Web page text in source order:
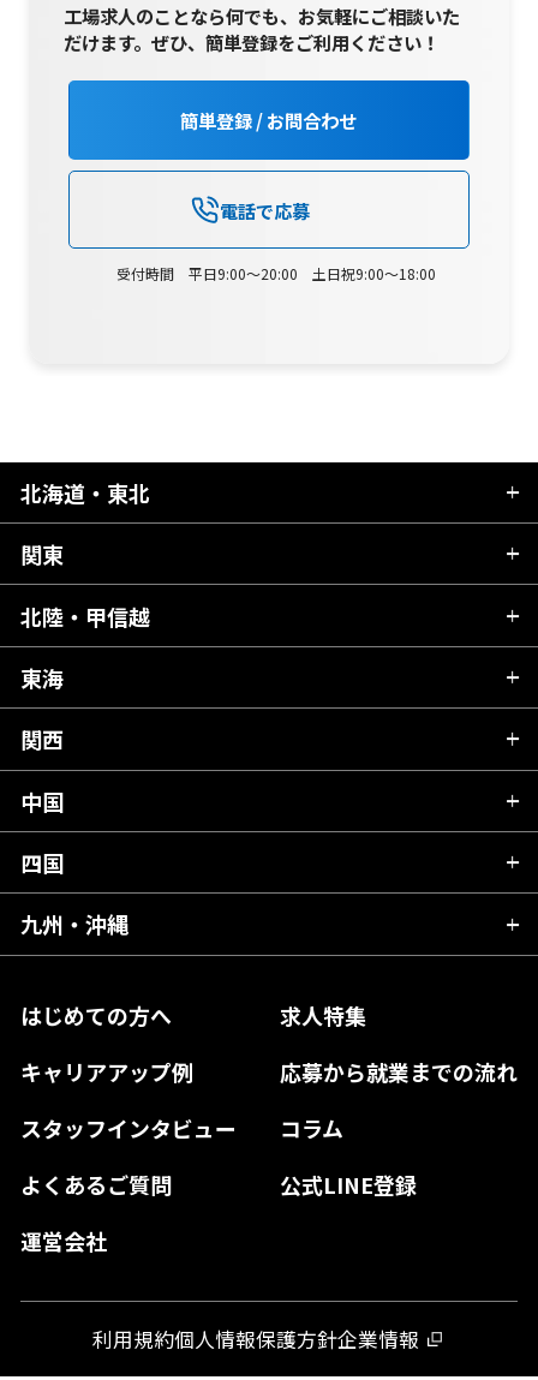
工場求人のことなら何でも、お気軽にご相談いた
だけます。ぜひ、簡単登録をご利用ください！
簡単登録 / お問合わせ
電話で応募
受付時間 平日9:00～20:00 土日祝9:00～18:00
はじめての方へ
求人特集
キャリアアップ例
応募から就業までの流れ
スタッフインタビュー
コラム
よくあるご質問
公式LINE登録
運営会社
北海道・東北
北海道
青森県
秋田県
岩手県
宮城県
福島県
関東
茨城県
栃木県
群馬県
千葉県
東京都
神奈川県
北陸・甲信越
新潟県
富山県
石川県
山梨県
長野県
東海
岐阜県
静岡県
愛知県
関西
滋賀県
京都府
大阪府
奈良県
和歌山県
中国
広島県
岡山県
島根県
山口県
四国
愛媛県
高知県
徳島県
九州・沖縄
熊本県
宮崎県
利用規約個人情報保護方針企業情報